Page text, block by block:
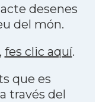
desenes
del món.
fes clic aquí.
que es
través del